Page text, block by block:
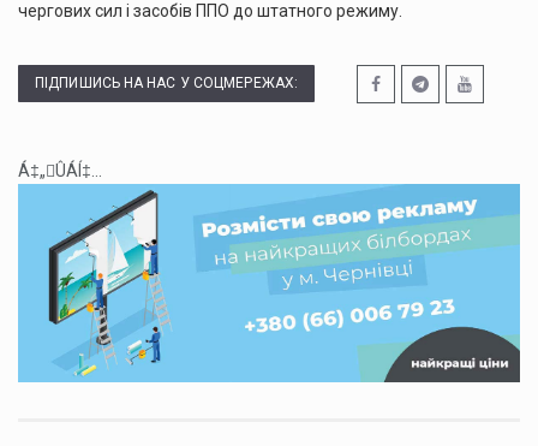
чергових сил і засобів ППО до штатного режиму.
ПІДПИШИСЬ НА НАС У СОЦМЕРЕЖАХ:
Á‡„ÛÁÍ‡...